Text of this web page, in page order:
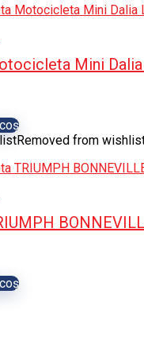
Mini
Removed from